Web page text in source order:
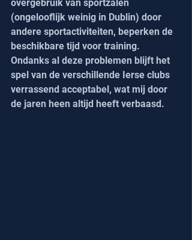
overgebruik van sportzalen
(ongelooflijk weinig in Dublin) door
andere sportactiviteiten, beperken de
beschikbare tijd voor training.
Ondanks al deze problemen blijft het
spel van de verschillende Ierse clubs
verrassend acceptabel, wat mij door
de jaren heen altijd heeft verbaasd.